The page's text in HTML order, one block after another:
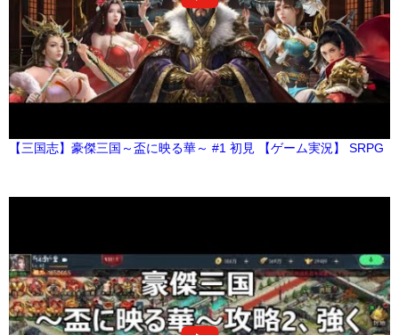
【三国志】豪傑三国～盃に映る華～ #1 初見 【ゲーム実況】 SRPG